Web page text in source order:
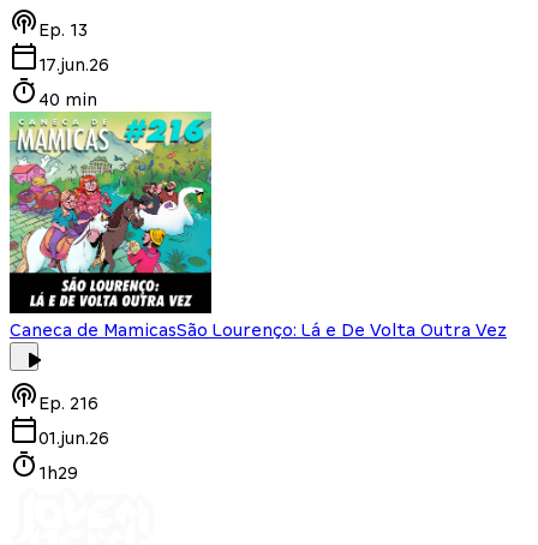
Ep. 13
17.jun.26
40 min
Caneca de MamicasSão Lourenço: Lá e De Volta Outra Vez
Ep. 216
01.jun.26
1h29